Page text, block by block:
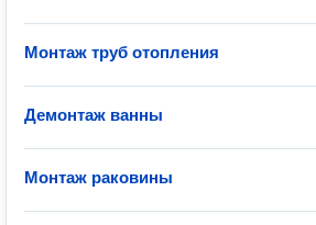
Монтаж труб отопления
Демонтаж ванны
Монтаж раковины